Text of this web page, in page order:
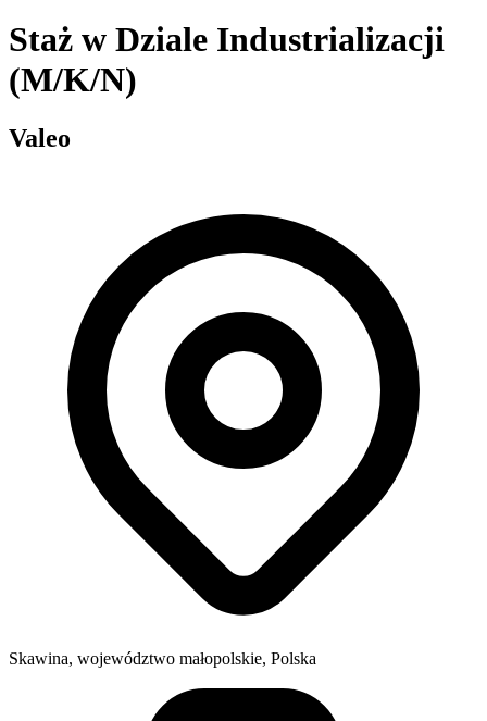
Staż w Dziale Industrializacji
(M/K/N)
Valeo
Skawina, województwo małopolskie, Polska